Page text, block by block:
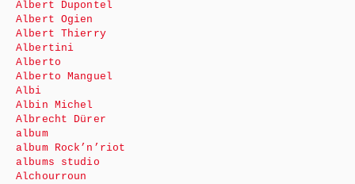
Albert Dupontel
Albert Ogien
Albert Thierry
Albertini
Alberto
Alberto Manguel
Albi
Albin Michel
Albrecht Dürer
album
album Rock’n’riot
albums studio
Alchourroun